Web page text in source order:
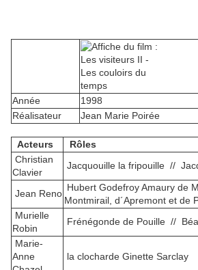
Année
1998
Réalisateur
Jean Marie Poirée
Acteurs
Rôles
Christian
Clavier
Jacquouille la fripouille //
Jean Reno
Hubert Godefroy Amaury de
Montmirail, d´Apremont et de
Murielle
Robin
Frénégonde de Pouille //
Marie-
Anne
la clocharde Ginette Sarclay